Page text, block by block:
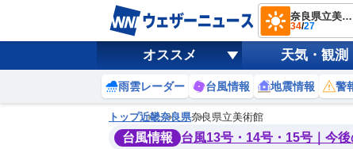
奈良県立美術館
34/27
オススメ 天気・観測
雨雲レーダー 台風情報 地震情報 警
トップ近畿奈良県奈良県立美術館
台風情報 台風13号・14号・15号｜今